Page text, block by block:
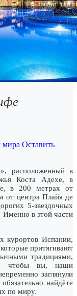
мира Оставить
расположенный в
Коста Адехе, в
в 200 метрах от
от центра Плайя де
5-звездочных
Именно в этой части
курортов Испании,
притягивают
традициями,
чтобы вы, наши
заглянули
найдёте
по миру.